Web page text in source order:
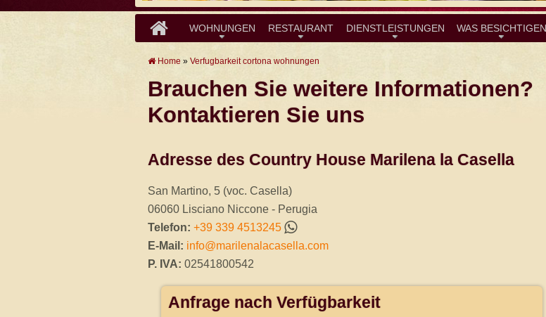
WOHNUNGEN RESTAURANT DIENSTLEISTUNGEN WAS BESICHTIGEN
Home » Verfugbarkeit cortona wohnungen
Brauchen Sie weitere Informationen?
Kontaktieren Sie uns
Adresse des Country House Marilena la Casella
San Martino, 5 (voc. Casella)
06060 Lisciano Niccone - Perugia
Telefon: +39 339 4513245
E-Mail: info@marilenalacasella.com
P. IVA: 02541800542
Anfrage nach Verfügbarkeit